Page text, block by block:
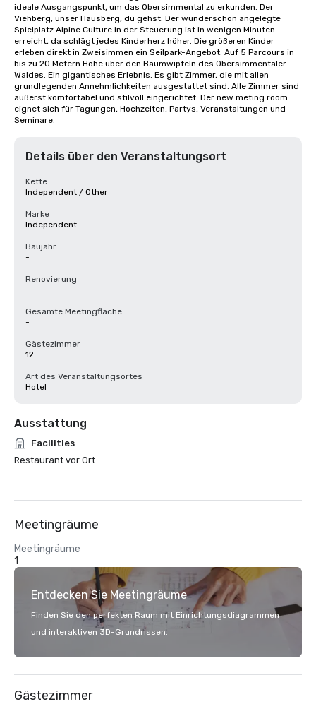
ideale Ausgangspunkt, um das Obersimmental zu erkunden. Der
Viehberg, unser Hausberg, du gehst. Der wunderschön angelegte
Spielplatz Alpine Culture in der Steuerung ist in wenigen Minuten
erreicht, da schlägt jedes Kinderherz höher. Die größeren Kinder
erleben direkt in Zweisimmen ein Seilpark-Angebot. Auf 5 Parcours in
bis zu 20 Metern Höhe über den Baumwipfeln des Obersimmentaler
Waldes. Ein gigantisches Erlebnis. Es gibt Zimmer, die mit allen
grundlegenden Annehmlichkeiten ausgestattet sind. Alle Zimmer sind
äußerst komfortabel und stilvoll eingerichtet. Der new meting room
eignet sich für Tagungen, Hochzeiten, Partys, Veranstaltungen und
Seminare.
Details über den Veranstaltungsort
Kette
Independent / Other
Marke
Independent
Baujahr
-
Renovierung
-
Gesamte Meetingfläche
-
Gästezimmer
12
Art des Veranstaltungsortes
Hotel
Ausstattung
Facilities
Restaurant vor Ort
Meetingräume
Meetingräume
1
Entdecken Sie Meetingräume
Finden Sie den perfekten Raum mit Einrichtungsdiagrammen
und interaktiven 3D-Grundrissen.
Gästezimmer